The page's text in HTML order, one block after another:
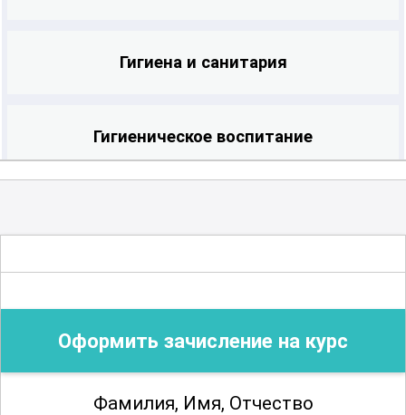
Гигиена и санитария
Гигиеническое воспитание
Оформить зачисление на курс
Фамилия, Имя, Отчество